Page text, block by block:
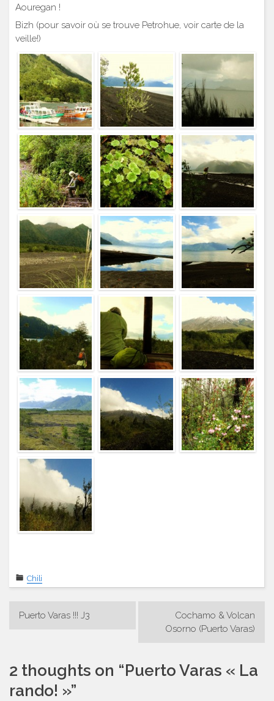
Aouregan !
Bizh (pour savoir où se trouve Petrohue, voir carte de la
veille!)
Chili
Navigation
Puerto Varas !!! J3
Cochamo & Volcan
Osorno (Puerto Varas)
2 thoughts on “Puerto Varas « La
rando! »”